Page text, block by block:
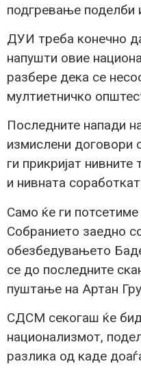
подгревање поделби
ДУИ треба конечно
напушти овие
разбере дека се
мултиетничко
Последните напади
измислени договори
ги прикријат
и нивната
Само ќе ги
Собранието заедно
обезбедувањето
се до последните
пуштање на Артан
СДСМ секогаш ќе
национализмот,
разлика од каде